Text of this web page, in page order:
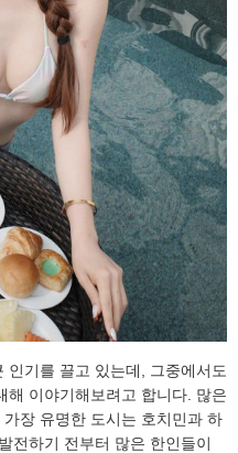
인기를 끌고 있는데, 그중에서도
해 이야기해보려고 합니다. 많은
장 유명한 도시는 호치민과 하
전하기 전부터 많은 한인들이